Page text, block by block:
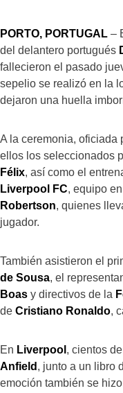
PORTO, PORTUGAL –
del delantero portugués
fallecieron el pasado
sepelio se realizó en la
dejaron una huella
A la ceremonia, oficiada
ellos los seleccionados
Félix, así como el
Liverpool FC, equipo
Robertson, quienes
jugador.
También asistieron el
de Sousa, el
Boas y directivos de la
de Cristiano Ronaldo,
En Liverpool , cientos
Anfield , junto a un libro
emoción también se